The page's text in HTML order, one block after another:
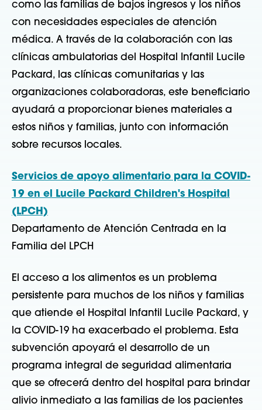
como las familias de bajos ingresos y los niños
con necesidades especiales de atención
médica. A través de la colaboración con las
clínicas ambulatorias del Hospital Infantil Lucile
Packard, las clínicas comunitarias y las
organizaciones colaboradoras, este beneficiario
ayudará a proporcionar bienes materiales a
estos niños y familias, junto con información
sobre recursos locales.
Servicios de apoyo alimentario para la COVID-
19 en el Lucile Packard Children's Hospital
(LPCH)
Departamento de Atención Centrada en la
Familia del LPCH
El acceso a los alimentos es un problema
persistente para muchos de los niños y familias
que atiende el Hospital Infantil Lucile Packard, y
la COVID-19 ha exacerbado el problema. Esta
subvención apoyará el desarrollo de un
programa integral de seguridad alimentaria
que se ofrecerá dentro del hospital para brindar
alivio inmediato a las familias de los pacientes